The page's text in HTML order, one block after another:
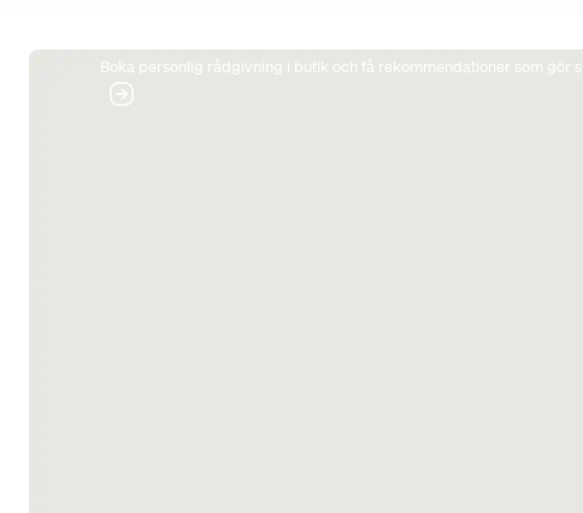
Boka personlig rådgivning i butik och få rekommendationer som gör